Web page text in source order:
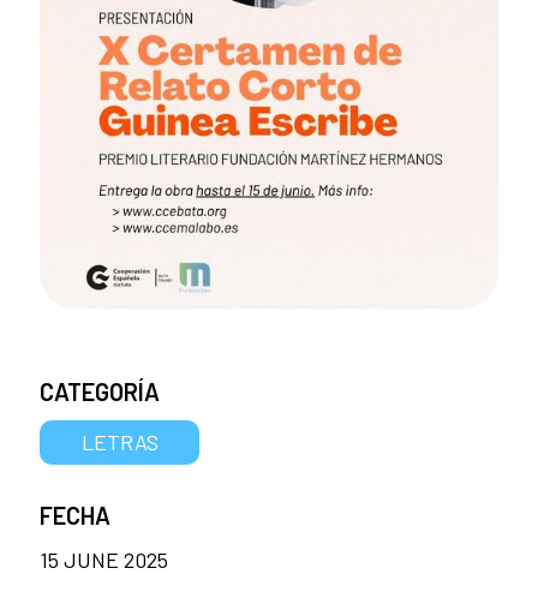
CATEGORÍA
LETRAS
FECHA
15 JUNE 2025